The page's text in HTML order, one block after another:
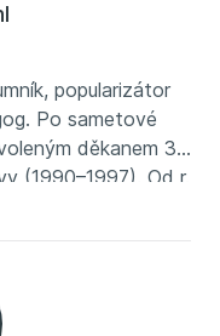
popularizátor
Po sametové
děkanem 3.
(1990–1997). Od r.
a lékařské
r.2020) a ředitelem
se od roku 2015
duševního zdraví
2007 – 2008 byl